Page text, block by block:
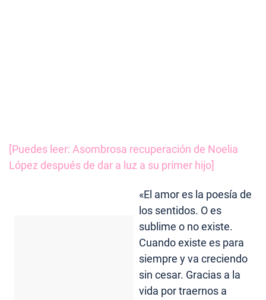
[Puedes leer: Asombrosa recuperación de Noelia
López después de dar a luz a su primer hijo]
«El amor es la poesía de
los sentidos. O es
sublime o no existe.
Cuando existe es para
siempre y va creciendo
sin cesar. Gracias a la
vida por traernos a